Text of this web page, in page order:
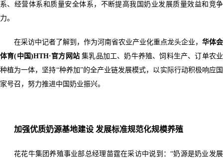
系、经营体系和质量安全体系，不断提高我国奶业发展质量效益和竞争
力。
在采访中记者了解到，作为河南省农业产业化重点龙头企业， 华体会
体育(中国)HTH·官方网站集乳品加工、奶牛养殖、饲料生产、订单农业
种植为一体，坚持“种养加”的全产业链发展模式，以实际行动积极响应国
家号召，努力推进中国奶业振兴。
加强优质奶源基地建设 发展标准规范化规模养殖
花花牛集团养殖事业部总经理苗霆在采访中说到：“奶源是奶业发展